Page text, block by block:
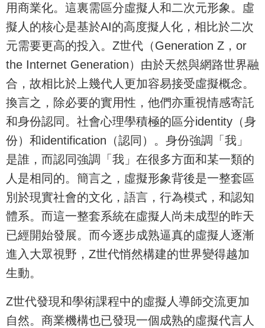
用商業化。這裏需區分虛擬人和二次元形象。虛
擬人的核心是基於AI的高度擬人化，相比於二次
元需要更高的投入。Z世代（Generation Z，or
the Internet Generation）由於天然與網路世界融
合，故相比於上幾代人更加容易接受虛擬概念。
換言之，除必要的實用性，他們亦重視情感寄託
和身份認同。社會心理學積極的區分identity（身
份）和identification（認同）。身份強調「我」
是誰，而認同強調「我」在很多方面和某一類的
人是相同的。簡言之，虛擬形象背後是一整套區
別於現實社會的文化，語言，行為模式，和認知
體系。而這一整套系統在虛擬人尚未成型的昨天
已經開始發展。而今逐步成熟逼真的虛擬人逐漸
進入大眾視野，Z世代悄然構建的世界變得越加
生動。
Z世代發現和學術課程中的虛擬人導師交流更加
自然。商業機構也已發現一個成熟的虛擬代言人